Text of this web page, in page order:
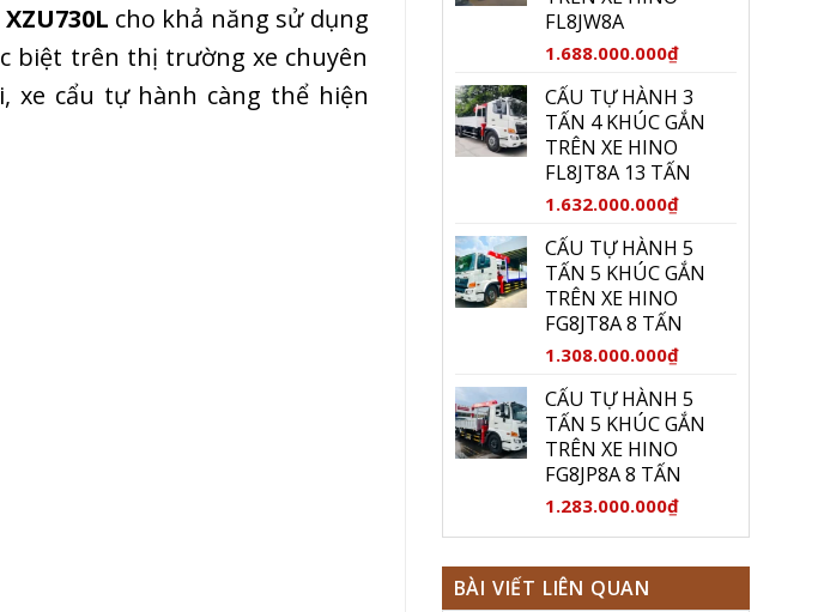
FL8JW8A
1.688.000.000₫
CẨU TỰ HÀNH 3
TẤN 4 KHÚC GẮN
TRÊN XE HINO
FL8JT8A 13 TẤN
1.632.000.000₫
CẨU TỰ HÀNH 5
TẤN 5 KHÚC GẮN
TRÊN XE HINO
FG8JT8A 8 TẤN
1.308.000.000₫
CẨU TỰ HÀNH 5
TẤN 5 KHÚC GẮN
TRÊN XE HINO
FG8JP8A 8 TẤN
1.283.000.000₫
BÀI VIẾT LIÊN QUAN
cho khả năng sử dụng
biệt trên thị trường xe chuyên
xe cẩu tự hành càng thể hiện